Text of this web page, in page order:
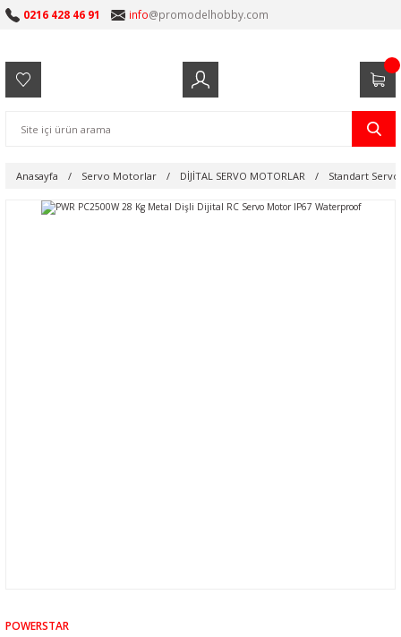
0216 428 46 91 info@promodelhobby.com
Anasayfa Servo Motorlar DİJİTAL SERVO MOTORLAR Standart
POWERSTAR